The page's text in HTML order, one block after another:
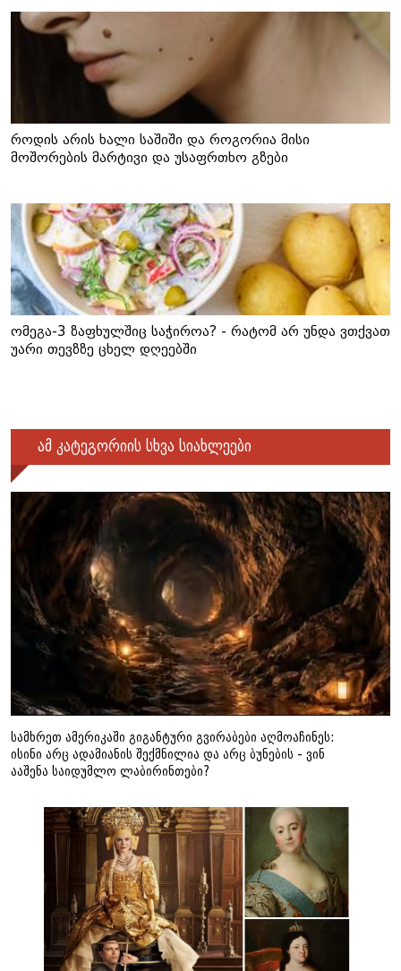
როდის არის ხალი საშიში და როგორია მისი
მოშორების მარტივი და უსაფრთხო გზები
ომეგა-3 ზაფხულშიც საჭიროა? - რატომ არ უნდა ვთქვათ
უარი თევზზე ცხელ დღეებში
ამ კატეგორიის სხვა სიახლეები
სამხრეთ ამერიკაში გიგანტური გვირაბები აღმოაჩინეს:
ისინი არც ადამიანის შექმნილია და არც ბუნების - ვინ
ააშენა საიდუმლო ლაბირინთები?